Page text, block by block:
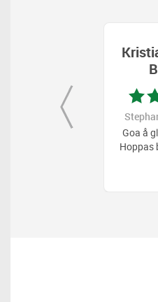
glada killar väldigt nöjda.